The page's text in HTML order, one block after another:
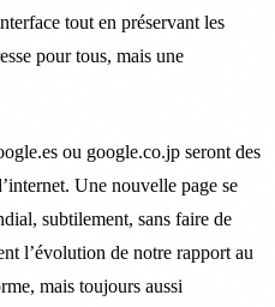
tout en préservant les
pour tous, mais une
ou google.co.jp seront des
Une nouvelle page se
subtilement, sans faire de
l’évolution de notre rapport au
mais toujours aussi